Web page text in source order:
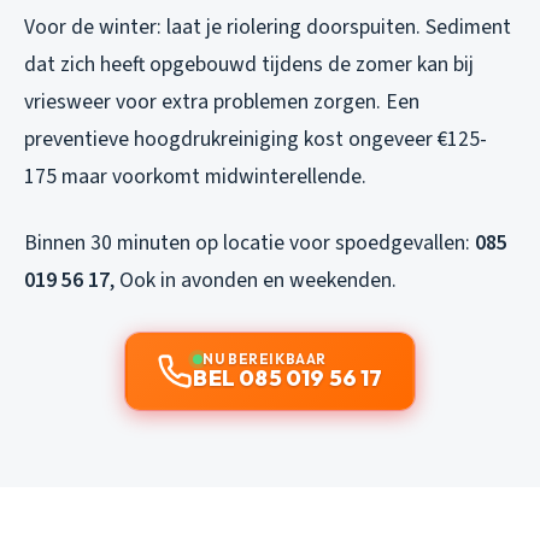
Voor de winter: laat je riolering doorspuiten. Sediment
dat zich heeft opgebouwd tijdens de zomer kan bij
vriesweer voor extra problemen zorgen. Een
preventieve hoogdrukreiniging kost ongeveer €125-
175 maar voorkomt midwinterellende.
Binnen 30 minuten op locatie voor spoedgevallen: 085
019 56 17, Ook in avonden en weekenden.
NU BEREIKBAAR
BEL 085 019 56 17